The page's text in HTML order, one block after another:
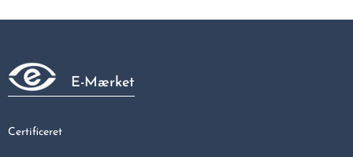
30,31 kr
E-Mærket
Certificeret